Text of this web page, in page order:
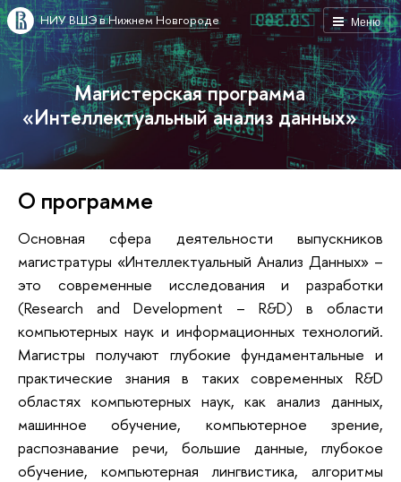
Меню
НИУ ВШЭ в Нижнем Новгороде
Магистерская программа
«Интеллектуальный анализ данных»
О программе
Основная сфера деятельности выпускников
магистратуры «Интеллектуальный Анализ Данных» –
это современные исследования и разработки
(Research and Development – R&D) в области
компьютерных наук и информационных технологий.
Магистры получают глубокие фундаментальные и
практические знания в таких современных R&D
областях компьютерных наук, как анализ данных,
машинное обучение, компьютерное зрение,
распознавание речи, большие данные, глубокое
обучение, компьютерная лингвистика, алгоритмы